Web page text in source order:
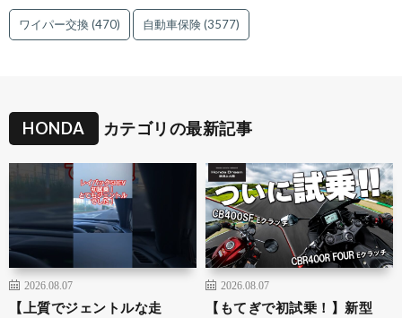
ワイパー交換(470) 自動車保険(3577)
HONDA カテゴリの最新記事
2026.08.07
【上質でジェントルな走
2026.08.07
【もてぎで初試乗！】新型